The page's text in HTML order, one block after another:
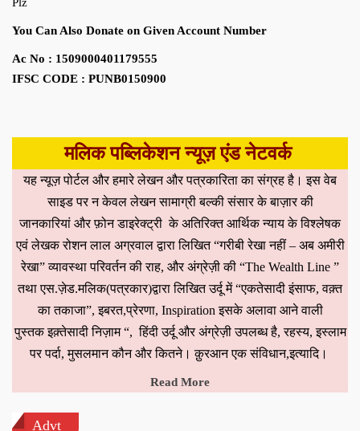
You Can Also Donate on Given Account Number
Ac No : 1509000401179555
IFSC CODE : PUNB0150900
मलिक पब्लिकेशन न्यूज़ एंड नेटवर्क
यह न्यूज़ पोर्टल और हमारे लेखन और पत्रकारिता का संग्रह है। इस वेब
साइड पर न केवल लेखन सामाग्री बल्की संसार के बाज़ार की
जानकारियां और फ़ोन डाइरेक्ट्री के अतिरिक्त आर्थिक न्याय के विश्लेषक
एवं लेखक रोशन लाल अग्रवाल द्वारा लिखित “गरीबी रेखा नहीं – अब अमीरी
रेखा” व्यावस्था परिवर्तन की राह, और अंग्रेज़ी की “The Wealth Line ”
तथा एस.ज़ेड.मलिक(पत्रकार)द्वारा लिखित उर्दू में “एकतेसादी इंसाफ, वक़्त
का तकाजा”, इबरत,प्रेरणा, Inspiration इसके अलावा आने वाली
पुस्तक इक़्तेसादी निज़ाम “, हिंदी उर्दू और अंग्रेज़ी उपलब्ध है, रहस्य, इस्लाम
पर पर्दा, मुसलमान कौन और कितने। क़ुरआन एक संविधान,इत्यादि।
Read More
Advt